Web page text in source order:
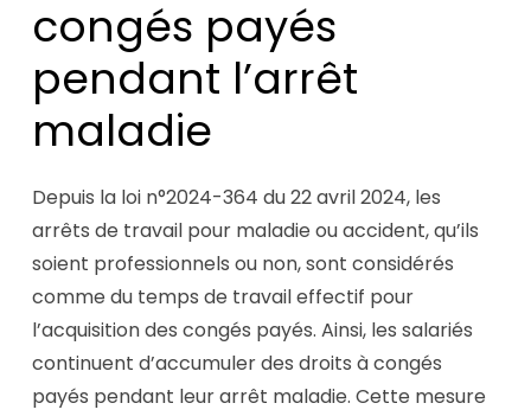
congés payés
pendant l’arrêt
maladie
Depuis la loi n°2024-364 du 22 avril 2024, les
arrêts de travail pour maladie ou accident, qu’ils
soient professionnels ou non, sont considérés
comme du temps de travail effectif pour
l’acquisition des congés payés. Ainsi, les salariés
continuent d’accumuler des droits à congés
payés pendant leur arrêt maladie. Cette mesure